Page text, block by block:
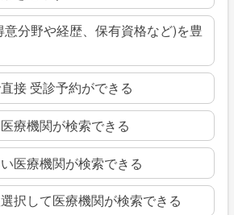
意分野や経歴、保有資格など)を豊
接 受診予約ができる
療機関が検索できる
医療機関が検索できる
択して医療機関が検索できる